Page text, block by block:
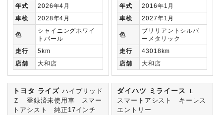
年式
2026年4月
車検
2028年4月
色
シャイニングホワイ
トパール
走行
5km
店舗
大和店
年式
2016年1月
車検
2027年1月
色
ブリリアントシルバ
ーメタリック
走行
43018km
店舗
大和店
トヨタ ライズ ハイブリッド
Ｚ 登録済未使用車 スマー
トアシスト 純正17インチ
ダイハツ ミライース
Ｌ
スマートアシスト キーレス
エントリー